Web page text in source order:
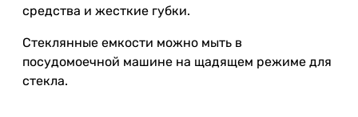
средства и жесткие губки.
Стеклянные емкости можно мыть в
посудомоечной машине на щадящем режиме для
стекла.